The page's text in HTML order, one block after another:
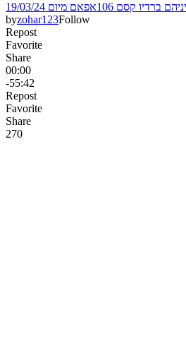
106אפאם מיום 19/03/24
byzohar123Follow
Repost
Favorite
Share
00:00
-55:42
Repost
Favorite
Share
270